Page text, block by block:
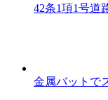
42条1項1号道
金属バットで